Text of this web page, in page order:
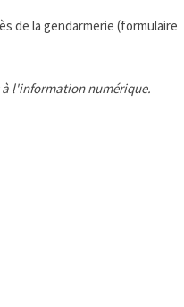
de la gendarmerie (formulaire
à l'information numérique.